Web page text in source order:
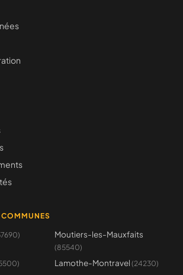
COMMUNES
Moutiers-les-Mauxfaits
(85540)
Lamothe-Montravel (24230)